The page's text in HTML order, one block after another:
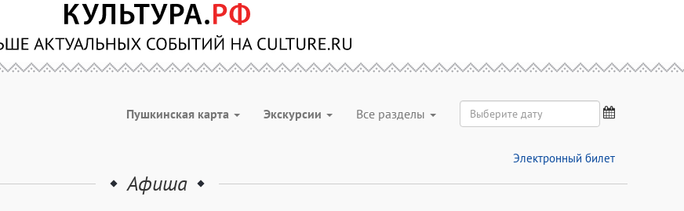
Пушкинская карта Экскурсии Все разделы
Электронный билет
Афиша